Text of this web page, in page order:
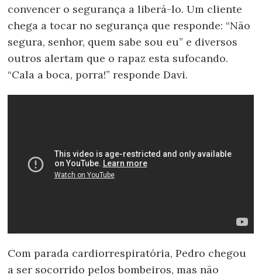
convencer o segurança a liberá-lo. Um cliente
chega a tocar no segurança que responde: “Não
segura, senhor, quem sabe sou eu” e diversos
outros alertam que o rapaz esta sufocando.
“Cala a boca, porra!” responde Davi.
Com parada cardiorrespiratória, Pedro chegou
a ser socorrido pelos bombeiros, mas não